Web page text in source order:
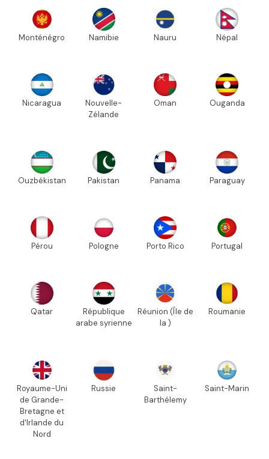
Monténégro Namibie Nauru Népal
Nicaragua
Nouvelle-
Zélande
Oman Ouganda
Ouzbékistan Pakistan Panama Paraguay
Pérou Pologne Porto Rico Portugal
Qatar
République
arabe syrienne
Réunion (Île de
la )
Roumanie
Royaume-Uni
de Grande-
Bretagne et
d'Irlande du
Nord
Russie
Saint-
Barthélemy
Saint-Marin